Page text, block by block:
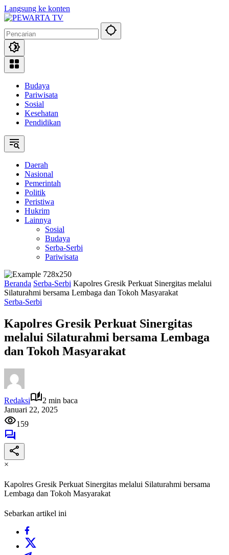
Langsung ke konten
Budaya
Pariwisata
Sosial
Kesehatan
Pendidikan
Daerah
Nasional
Pemerintah
Politik
Peristiwa
Hukrim
Lainnya
Sosial
Budaya
Serba-Serbi
Pariwisata
Beranda Serba-Serbi Kapolres Gresik Perkuat Sinergitas melalui
Silaturahmi bersama Lembaga dan Tokoh Masyarakat
Serba-Serbi
Kapolres Gresik Perkuat Sinergitas
melalui Silaturahmi bersama Lembaga
dan Tokoh Masyarakat
Redaksi
2 min baca
Januari 22, 2025
159
×
Kapolres Gresik Perkuat Sinergitas melalui Silaturahmi bersama
Lembaga dan Tokoh Masyarakat
Sebarkan artikel ini